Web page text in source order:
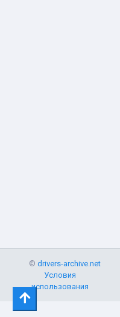
©drivers-archive.net
Условия
использования